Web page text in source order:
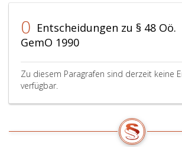
0 Entscheidungen zu § 48 Oö.
GemO 1990
Zu diesem Paragrafen sind derzeit keine
verfügbar.